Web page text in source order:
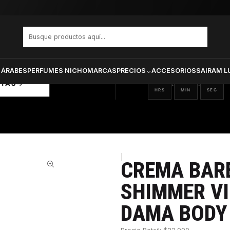
PERFUMES NICHOMARCASPRECIOS ACCESORIOSSAIRAM
DAMA BODY LOTION 236 ML
09
HRS
: 29
MIN
: 06
SEG
CREMA
SHIMMER
DAMA